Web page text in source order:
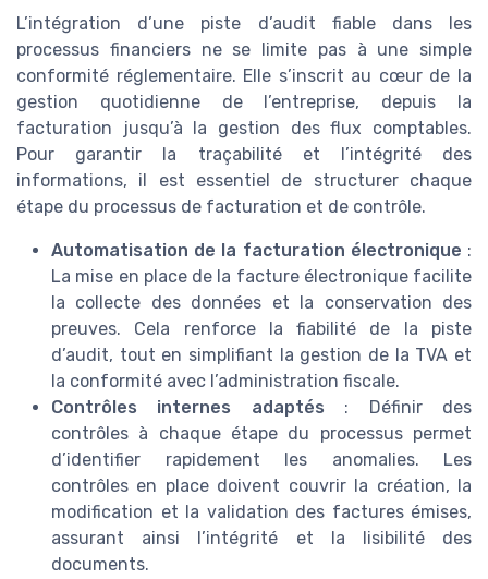
L’intégration d’une piste d’audit fiable dans les
processus financiers ne se limite pas à une simple
conformité réglementaire. Elle s’inscrit au cœur de la
gestion quotidienne de l’entreprise, depuis la
facturation jusqu’à la gestion des flux comptables.
Pour garantir la traçabilité et l’intégrité des
informations, il est essentiel de structurer chaque
étape du processus de facturation et de contrôle.
Automatisation de la facturation électronique :
La mise en place de la facture électronique facilite
la collecte des données et la conservation des
preuves. Cela renforce la fiabilité de la piste
d’audit, tout en simplifiant la gestion de la TVA et
la conformité avec l’administration fiscale.
Contrôles internes adaptés : Définir des
contrôles à chaque étape du processus permet
d’identifier rapidement les anomalies. Les
contrôles en place doivent couvrir la création, la
modification et la validation des factures émises,
assurant ainsi l’intégrité et la lisibilité des
documents.